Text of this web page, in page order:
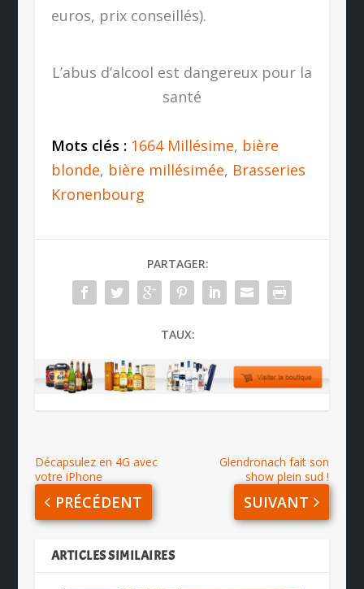
euros, prix conseillés).
L’abus d’alcool est dangereux pour la
santé
Mots clés : 1664 Millésime, bière
blonde, bière millésimée, Brasseries
Kronenbourg
PARTAGER:
TAUX:
Décapsulez en 4G avec
votre iPhone
PRÉCÉDENT
Glendronach fait son
show plein sud !
SUIVANT
ARTICLES SIMILAIRES